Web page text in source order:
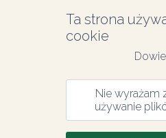
Ta strona
cookie
Nie wyrażam
używanie